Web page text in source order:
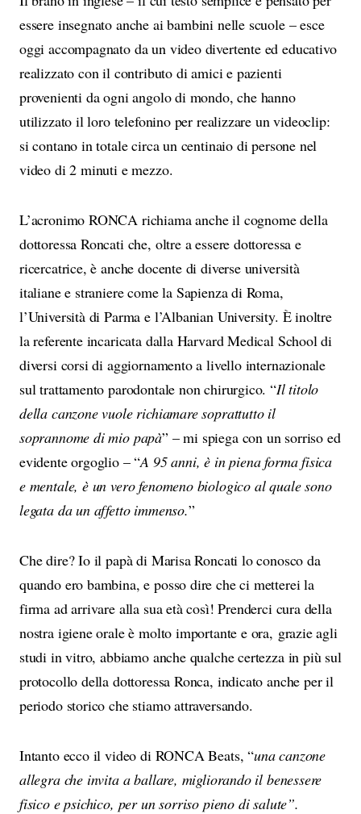
essere insegnato anche ai bambini nelle scuole – esce
oggi accompagnato da un video divertente ed educativo
realizzato con il contributo di amici e pazienti
provenienti da ogni angolo di mondo, che hanno
utilizzato il loro telefonino per realizzare un videoclip:
si contano in totale circa un centinaio di persone nel
video di 2 minuti e mezzo.
L’acronimo RONCA richiama anche il cognome della
dottoressa Roncati che, oltre a essere dottoressa e
ricercatrice, è anche docente di diverse università
italiane e straniere come la Sapienza di Roma,
l’Università di Parma e l’Albanian University. È inoltre
la referente incaricata dalla Harvard Medical School di
diversi corsi di aggiornamento a livello internazionale
sul trattamento parodontale non chirurgico. “Il titolo
della canzone vuole richiamare soprattutto il
soprannome di mio papà” – mi spiega con un sorriso ed
evidente orgoglio – “A 95 anni, è in piena forma fisica
e mentale, è un vero fenomeno biologico al quale sono
legata da un affetto immenso.”
Che dire? Io il papà di Marisa Roncati lo conosco da
quando ero bambina, e posso dire che ci metterei la
firma ad arrivare alla sua età così! Prenderci cura della
nostra igiene orale è molto importante e ora, grazie agli
studi in vitro, abbiamo anche qualche certezza in più sul
protocollo della dottoressa Ronca, indicato anche per il
periodo storico che stiamo attraversando.
Intanto ecco il video di RONCA Beats, “una canzone
allegra che invita a ballare, migliorando il benessere
fisico e psichico, per un sorriso pieno di salute”.